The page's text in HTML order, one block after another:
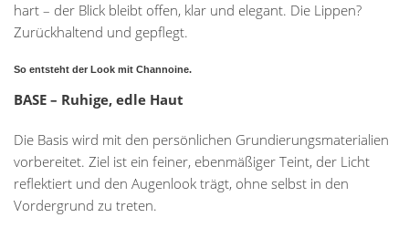
hart – der Blick bleibt offen, klar und elegant. Die Lippen?
Zurückhaltend und gepflegt.
So entsteht der Look mit Channoine.
BASE – Ruhige, edle Haut
Die Basis wird mit den persönlichen Grundierungsmaterialien
vorbereitet. Ziel ist ein feiner, ebenmäßiger Teint, der Licht
reflektiert und den Augenlook trägt, ohne selbst in den
Vordergrund zu treten.